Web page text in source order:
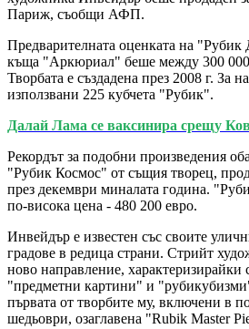
Париж, съобщи АФП.
Предварителната оценката на
къща "Аркюриал" беше между 300 000
Творбата е създадена през 2008 г. За
използвани 225 кубчета "Рубик".
Далай Лама се ваксинира срещу
Рекордът за подобни произведения
"Рубик Космос" от същия творец,
през декември миналата година.
по-висока цена - 480 200 евро.
Инвейдър е известен със своите
градове в редица страни. Стрийт
ново направление, характеризирайки
"предметни картини" и
първата от творбите му, включени в
шедьоври, озаглавена "Rubik Master